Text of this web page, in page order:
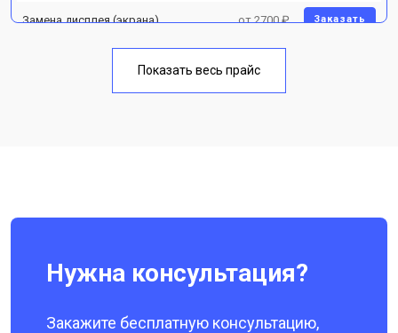
Замена дисплея (экрана) от 2700 ₽ Заказать
Замена кнопки включения от 1750 ₽
Показать весь прайс
Нужна консультация?
Закажите бесплатную консультацию,